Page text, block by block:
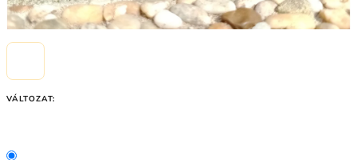
VÁLTOZAT: